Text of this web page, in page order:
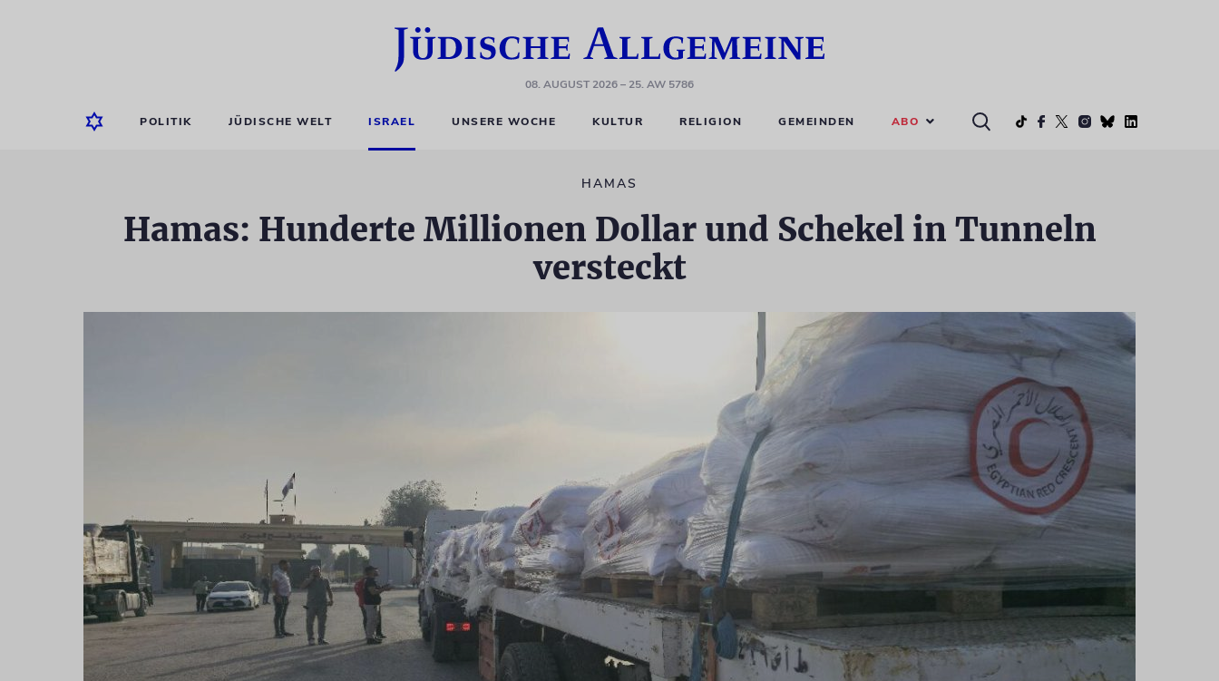
08. AUGUST 2026– 25. AW 5786
POLITIK JÜDISCHE WELT ISRAEL UNSERE WOCHE KULTUR RELIGION GEMEINDEN ABO
HAMAS
Hamas: Hunderte Millionen Dollar und Schekel in Tunneln
versteckt